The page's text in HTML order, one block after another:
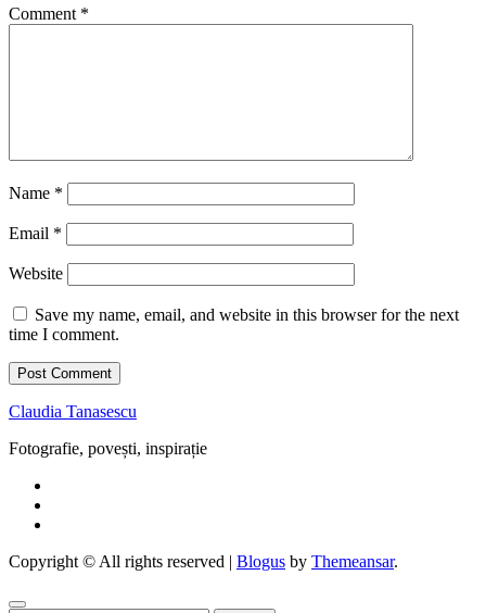
Comment *
Name *
Email *
Website
Save my name, email, and website in this browser for the next
time I comment.
Claudia Tanasescu
Fotografie, povești, inspirație
Copyright © All rights reserved | Blogus by Themeansar.